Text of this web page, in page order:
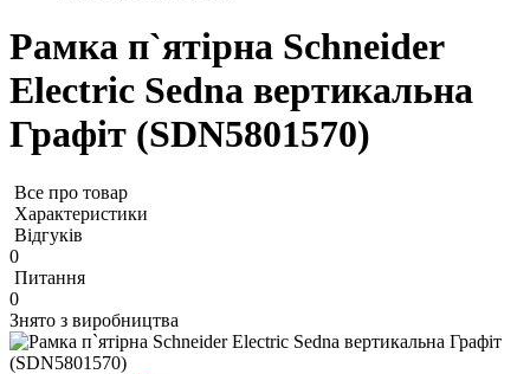
Рамка п`ятірна Schneider
Electric Sedna вертикальна
Графіт (SDN5801570)
Все про товар
Характеристики
Відгуків
0
Питання
0
Знято з виробництва